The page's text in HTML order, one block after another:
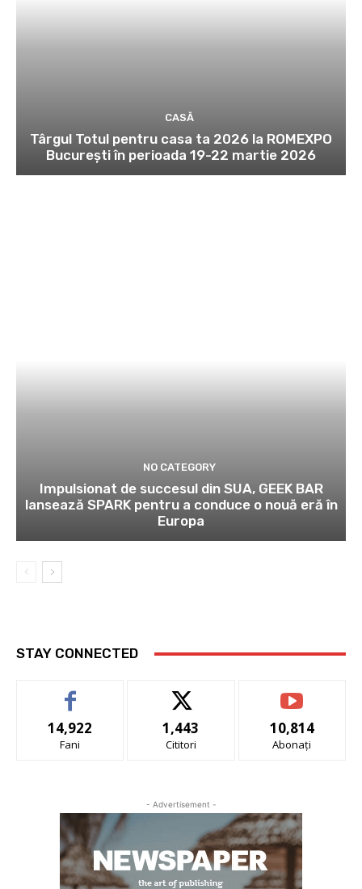
CASĂ
Târgul Totul pentru casa ta 2026 la ROMEXPO
Bucureşti în perioada 19-22 martie 2026
NO CATEGORY
Impulsionat de succesul din SUA, GEEK BAR
lansează SPARK pentru a conduce o nouă eră în
Europa
STAY CONNECTED
14,922
Fani
1,443
Cititori
10,814
Abonați
- Advertisement -